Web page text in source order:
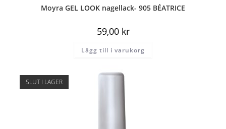
Moyra GEL LOOK nagellack- 905 BÉATRICE
59,00 kr
Lägg till i varukorg
SLUT I LAGER